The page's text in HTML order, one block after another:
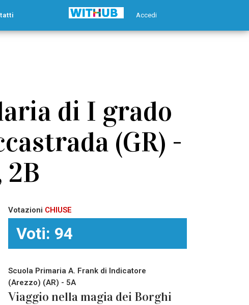
Accedi
di I grado
(GR) -
2B
Votazioni CHIUSE
Voti: 94
Scuola Primaria A. Frank di Indicatore
(Arezzo) (AR) - 5A
Viaggio nella magia dei Borghi